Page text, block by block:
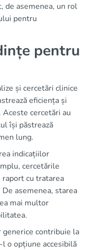
de asemenea, un rol
pentru
pentru
și cercetări clinice
eficiența și
cercetări au
își păstrează
lung.
indicațiilor
cercetările
raport cu tratarea
asemenea, starea
mai multor
contribuie la
o opțiune accesibilă